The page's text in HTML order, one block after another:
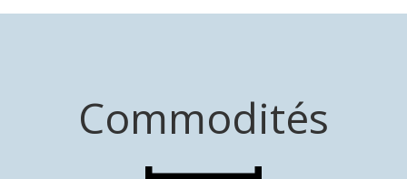
Commodités